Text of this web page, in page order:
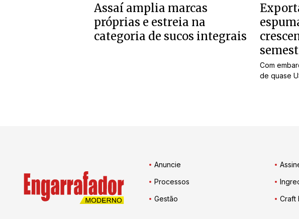
Assaí amplia marcas
próprias e estreia na
categoria de sucos integrais
Com
de quase
Anuncie
Processos
Gestão
Craft